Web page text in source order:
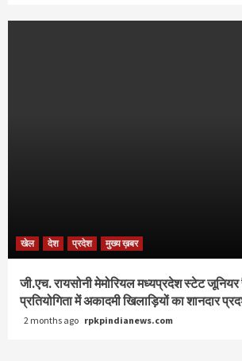
खेल देश प्रदेश मुख्य ख़बर
जी.एच. रायसोनी मेमोरियल मध्यप्रदेश स्टेट
प्रतियोगिता में अकादमी खिलाड़ियों का शानदार
2 months ago rpkpindianews.com